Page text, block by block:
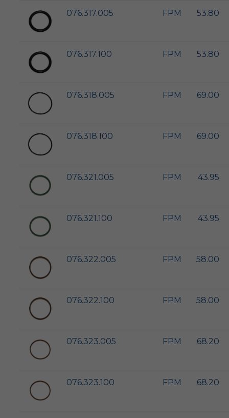
076.317.005 FPM 53.80
076.317.100 FPM 53.80
076.318.005 FPM 69.00
076.318.100 FPM 69.00
076.321.005 FPM 43.95
076.321.100 FPM 43.95
076.322.005 FPM 58.00
076.322.100 FPM 58.00
076.323.005 FPM 68.20
076.323.100 FPM 68.20